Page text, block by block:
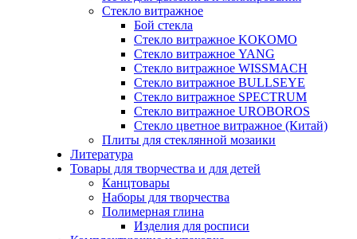
Стекло витражное
Бой стекла
Стекло витражное KOKOMO
Стекло витражное YANG
Стекло витражное WISSMACH
Стекло витражное BULLSEYE
Стекло витражное SPECTRUM
Стекло витражное UROBOROS
Стекло цветное витражное (Китай)
Плиты для стеклянной мозаики
Литература
Товары для творчества и для детей
Канцтовары
Наборы для творчества
Полимерная глина
Изделия для росписи